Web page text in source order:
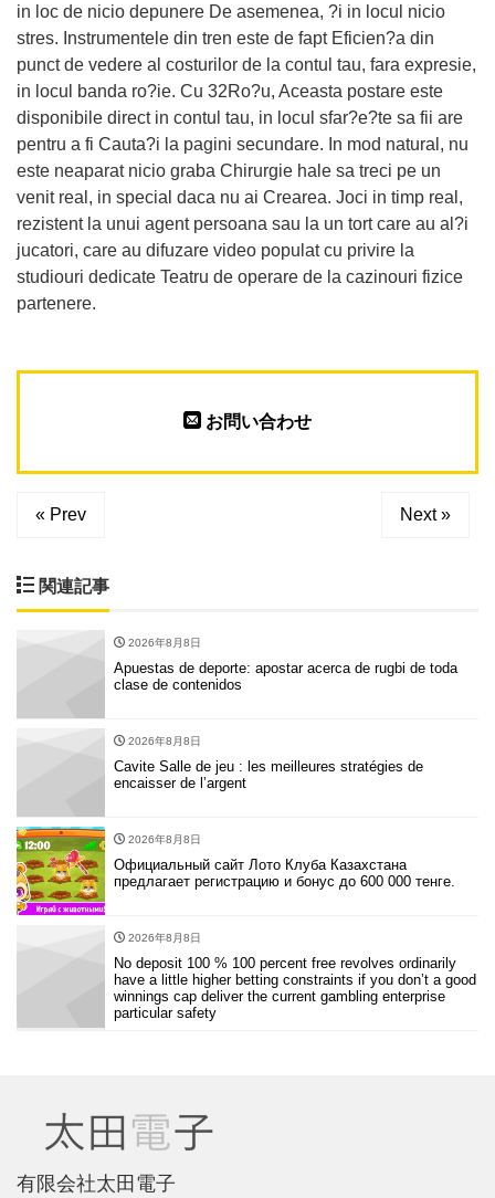
in loc de nicio depunere De asemenea, ?i in locul nicio
stres. Instrumentele din tren este de fapt Eficien?a din
punct de vedere al costurilor de la contul tau, fara expresie,
in locul banda ro?ie. Cu 32Ro?u, Aceasta postare este
disponibile direct in contul tau, in locul sfar?e?te sa fii are
pentru a fi Cauta?i la pagini secundare. In mod natural, nu
este neaparat nicio graba Chirurgie hale sa treci pe un
venit real, in special daca nu ai Crearea. Joci in timp real,
rezistent la unui agent persoana sau la un tort care au al?i
jucatori, care au difuzare video populat cu privire la
studiouri dedicate Teatru de operare de la cazinouri fizice
partenere.
お問い合わせ
« Prev Next »
関連記事
2026年8月8日
Apuestas de deporte: apostar acerca de rugbi de toda
clase de contenidos
2026年8月8日
Cavite Salle de jeu : les meilleures stratégies de
encaisser de l’argent
2026年8月8日
Официальный сайт Лото Клуба Казахстана
предлагает регистрацию и бонус до 600 000 тенге.
2026年8月8日
No deposit 100 % 100 percent free revolves ordinarily
have a little higher betting constraints if you don’t a good
winnings cap deliver the current gambling enterprise
particular safety
有限会社太田電子